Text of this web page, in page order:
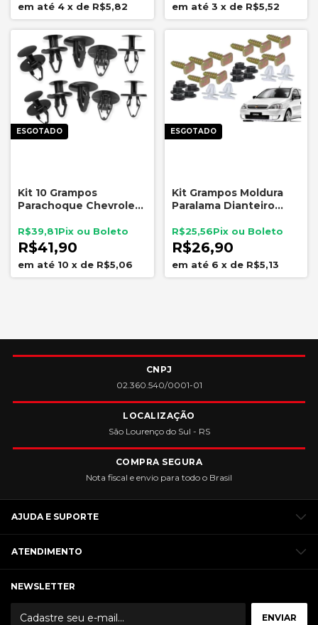
4 x de R$5,82 3 x de R$5,52
ESGOTADO
Kit 10 Grampos
Parachoque Chevrolet
11589295
R$41,90
R$39,81
10 x de R$5,06
ESGOTADO
Kit Grampos Moldura
Paralama Dianteiro
R$26,90
R$25,56
6 x de R$5,13
CNPJ
02.360.540/0001-01
LOCALIZAÇÃO
São Lourenço do Sul - RS
COMPRA SEGURA
Nota fiscal e envio para todo o Brasil
AJUDA E SUPORTE
ATENDIMENTO
NEWSLETTER